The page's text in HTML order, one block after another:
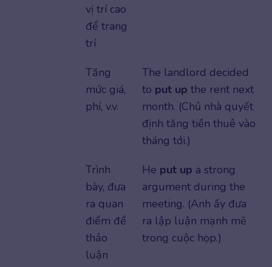
vị trí cao
để trang
trí
Tăng
mức giá,
phí, v.v.
The landlord decided
to put up the rent next
month. (Chủ nhà quyết
định tăng tiền thuê vào
tháng tới.)
Trình
bày, đưa
ra quan
điểm để
thảo
luận
He put up a strong
argument during the
meeting. (Anh ấy đưa
ra lập luận mạnh mẽ
trong cuộc họp.)